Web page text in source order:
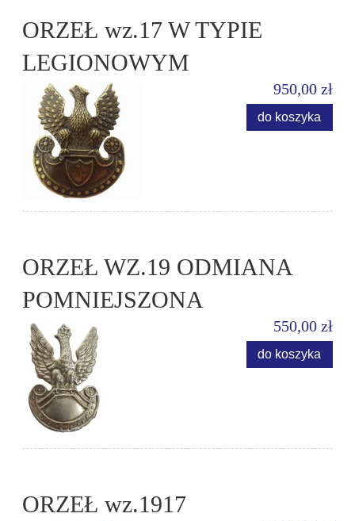
ORZEŁ wz.17 W TYPIE
LEGIONOWYM
950,00 zł
do koszyka
ORZEŁ WZ.19 ODMIANA
POMNIEJSZONA
550,00 zł
do koszyka
ORZEŁ wz.1917